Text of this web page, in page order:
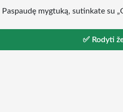
Paspaudę mygtuką, sutinkate su
✅ Rodyti